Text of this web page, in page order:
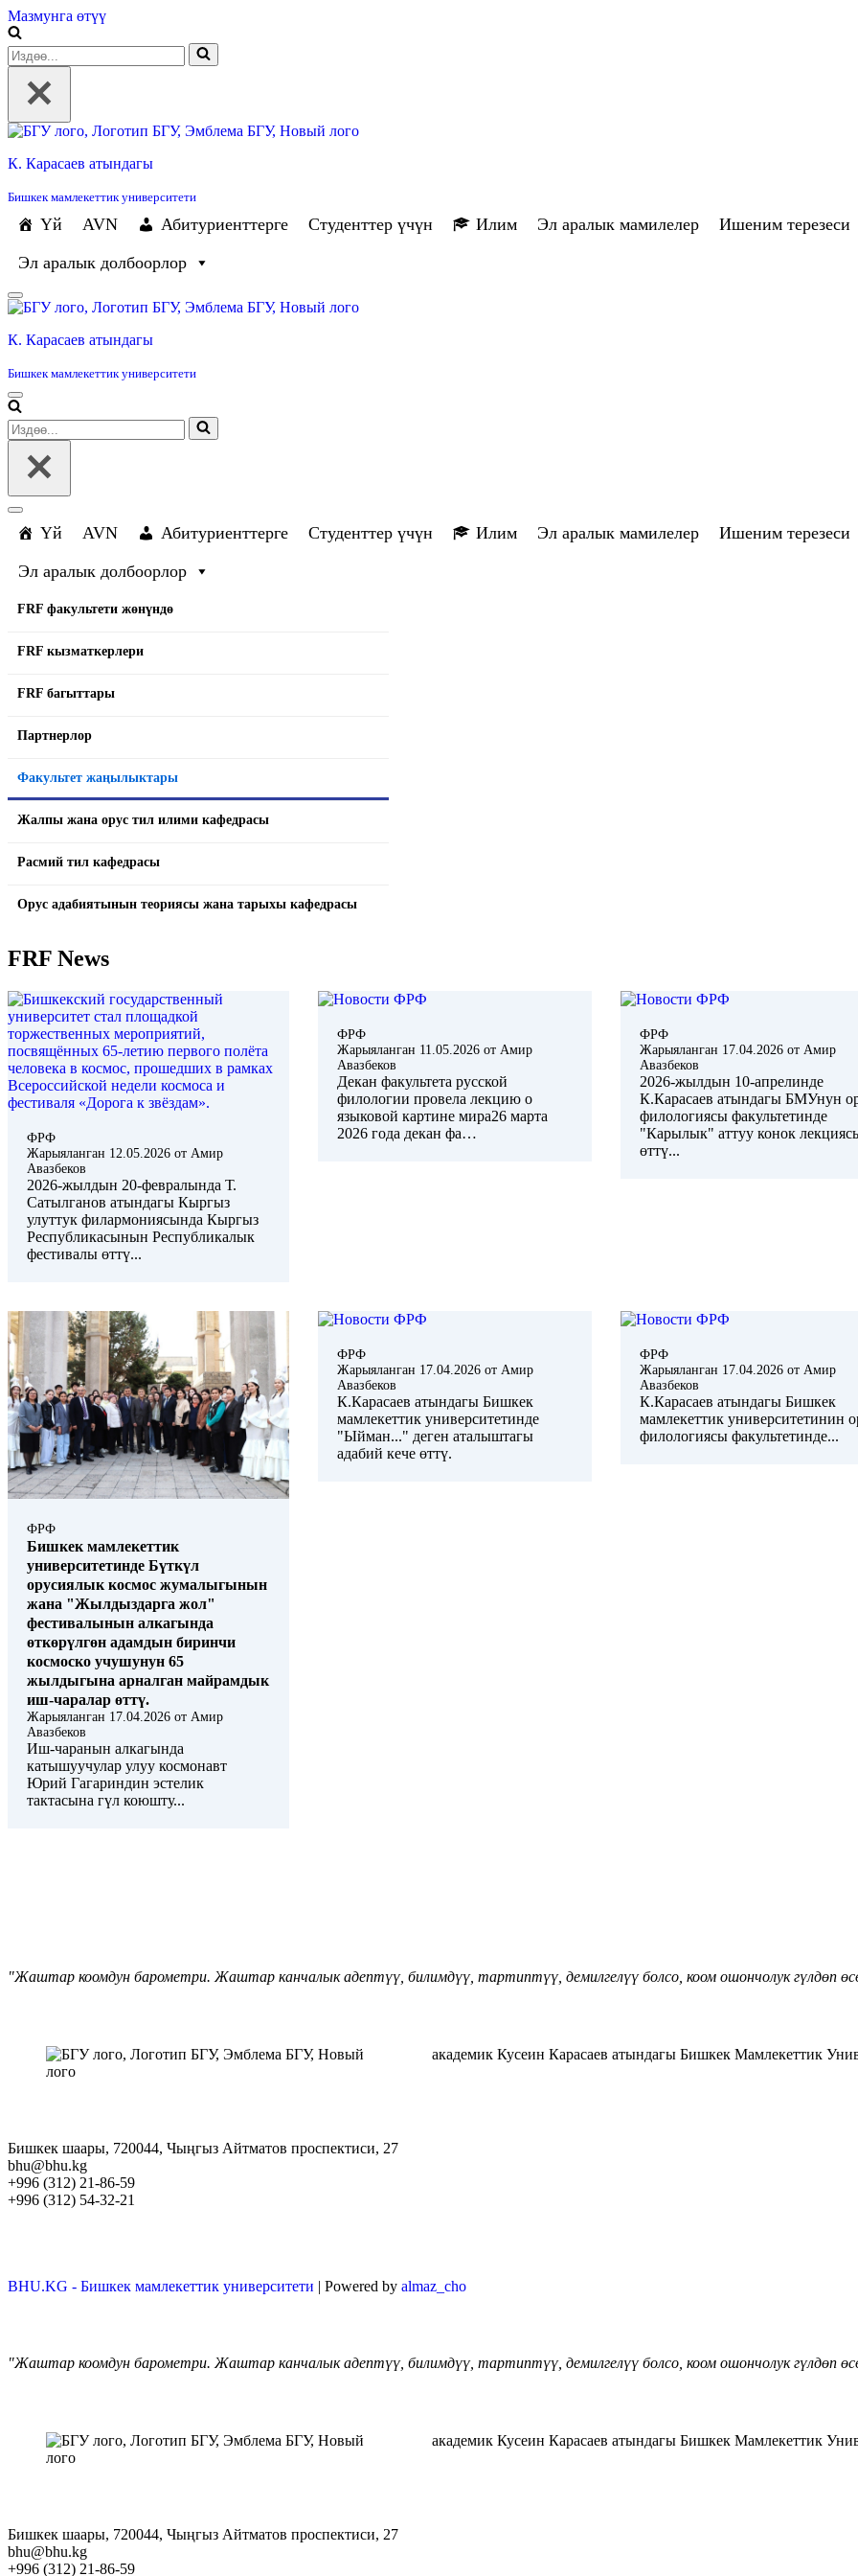
Мазмунга өтүү
Издөө...
К. Карасаев атындагы
Бишкек мамлекеттик университети
Үй AVN Абитуриенттерге Студенттер үчүн Илим Эл аралык мамилелер
Ишеним терезеси
Эл аралык долбоорлор
Навигация
менюсу
К. Карасаев атындагы
Бишкек мамлекеттик университети
Навигация
менюсу
Издөө...
Навигация
менюсу
Үй AVN Абитуриенттерге Студенттер үчүн Илим Эл аралык мамилелер
Ишеним терезеси
Эл аралык долбоорлор
FRF факультети жөнүндө
FRF кызматкерлери
FRF багыттары
Партнерлор
Факультет жаңылыктары
Жалпы жана орус тил илими кафедрасы
Расмий тил кафедрасы
Орус адабиятынын теориясы жана тарыхы кафедрасы
FRF News
ФРФ
Жарыяланган 12.05.2026 от Амир
Авазбеков
2026-жылдын 20-февралында Т.
Сатылганов атындагы Кыргыз
улуттук филармониясында Кыргыз
Республикасынын Республикалык
фестивалы өттү...
ФРФ
Жарыяланган 11.05.2026 от Амир
Авазбеков
Декан факультета русской
филологии провела лекцию о
языковой картине мира26 марта
2026 года декан фа…
ФРФ
Жарыяланган 17.04.2026 от Амир
Авазбеков
2026-жылдын 10-апрелинде
К.Карасаев атындагы БМУнун
филологиясы факультетинде
"Карылык" аттуу конок
өттү...
ФРФ
Бишкек мамлекеттик
университетинде Бүткүл
орусиялык космос жумалыгынын
жана "Жылдыздарга жол"
фестивалынын алкагында
өткөрүлгөн адамдын биринчи
космоско учушунун 65
жылдыгына арналган майрамдык
иш-чаралар өттү.
Жарыяланган 17.04.2026 от Амир
Авазбеков
Иш-чаранын алкагында
катышуучулар улуу космонавт
Юрий Гагариндин эстелик
тактасына гүл коюшту...
ФРФ
Жарыяланган 17.04.2026 от Амир
Авазбеков
К.Карасаев атындагы Бишкек
мамлекеттик университетинде
"Ыйман..." деген аталыштагы
адабий кече өттү.
ФРФ
Жарыяланган 17.04.2026 от Амир
Авазбеков
К.Карасаев атындагы Бишкек
мамлекеттик университетинин
филологиясы факультетинде...
"Жаштар коомдун барометри. Жаштар канчалык адептүү, билимдүү, тартиптүү, демилгелүү болсо, коом ошончолук гүлдөп
академик Кусеин Карасаев атындагы Бишкек Мамлекеттик
Бишкек шаары, 720044, Чыңгыз Айтматов проспектиси, 27
bhu@bhu.kg
+996 (312) 21-86-59
+996 (312) 54-32-21
BHU.KG - Бишкек мамлекеттик университети | Powered by almaz_cho
"Жаштар коомдун барометри. Жаштар канчалык адептүү, билимдүү, тартиптүү, демилгелүү болсо, коом ошончолук гүлдөп
академик Кусеин Карасаев атындагы Бишкек Мамлекеттик
Бишкек шаары, 720044, Чыңгыз Айтматов проспектиси, 27
bhu@bhu.kg
+996 (312) 21-86-59